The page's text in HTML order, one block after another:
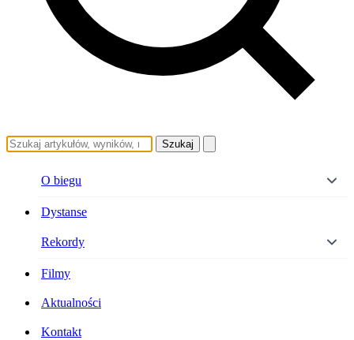
Szukaj
O biegu
Dystanse
Rekordy
Filmy
Aktualności
Kontakt